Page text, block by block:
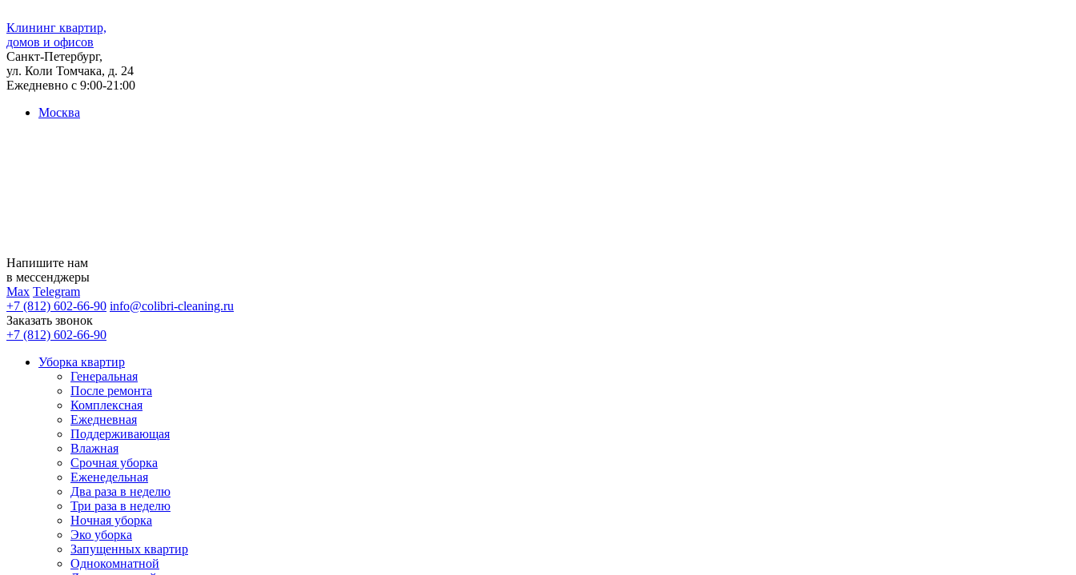
Клининг квартир,
домов и офисов
Санкт-Петербург,
ул. Коли Томчака, д. 24
Ежедневно с 9:00-21:00
Москва
Напишите нам
в мессенджеры
Max Telegram
+7 (812) 602-66-90 info@colibri-cleaning.ru
Заказать звонок
+7 (812) 602-66-90
Уборка квартир
Генеральная
После ремонта
Комплексная
Ежедневная
Поддерживающая
Влажная
Срочная уборка
Еженедельная
Два раза в неделю
Три раза в неделю
Ночная уборка
Эко уборка
Запущенных квартир
Однокомнатной